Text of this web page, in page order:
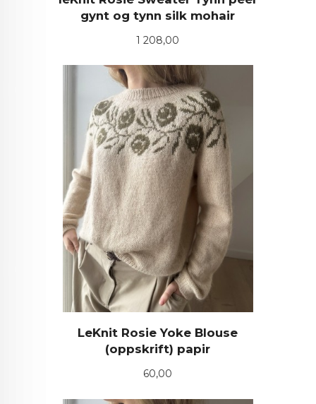
gynt og tynn silk mohair
Pris
1 208,00
LeKnit Rosie Yoke Blouse
(oppskrift) papir
Pris
60,00